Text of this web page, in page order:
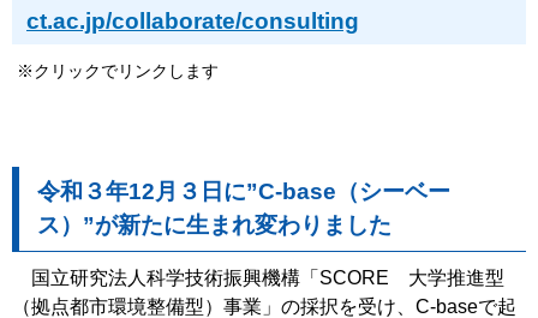
ct.ac.jp/collaborate/consulting
※クリックでリンクします
令和３年12月３日に”C-base（シーベー
ス）”が新たに生まれ変わりました
国立研究法人科学技術振興機構「SCORE 大学推進型
（拠点都市環境整備型）事業」の採択を受け、C-baseで起